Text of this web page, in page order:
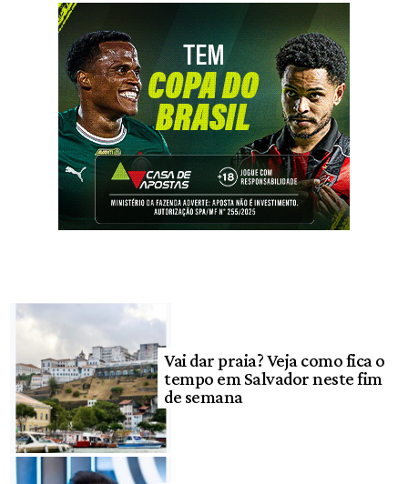
Vai dar praia? Veja como fica o
tempo em Salvador neste fim
de semana